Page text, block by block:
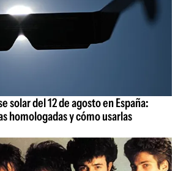
solar del 12 de agosto en España:
homologadas y cómo usarlas